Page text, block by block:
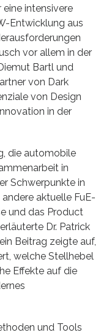
eine intensivere
Entwicklung aus
vor allem in der
Bartl und
von Dark
von Design
in der
die automobile
in
Schwerpunkte in
aktuelle FuE-
und das Product
Dr. Patrick
Beitrag zeigte auf,
welche Stellhebel
Effekte auf die
und Tools